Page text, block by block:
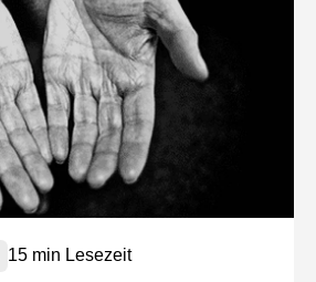
15 min Lesezeit